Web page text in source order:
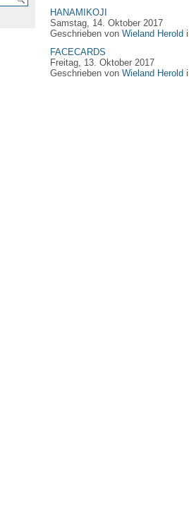
HANAMIKOJI
Samstag, 14. Oktober 2017
Geschrieben vonWieland Herold
FACECARDS
Freitag, 13. Oktober 2017
Geschrieben vonWieland Herold